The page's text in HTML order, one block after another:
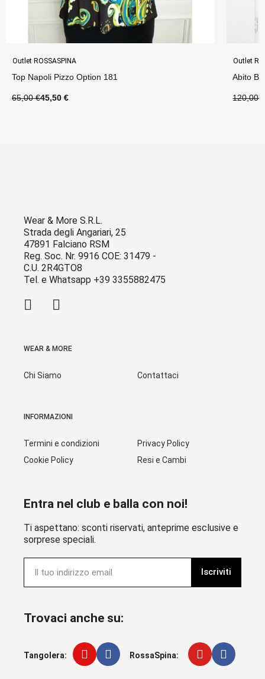
Outlet ROSSASPINA
Top Napoli Pizzo Option 181
65,00 €45,50 €
Outlet
Abito
120,00
Wear & More S.R.L.
Strada degli Angariari, 25
47891 Falciano RSM
Reg. Soc. Nr. 9916 COE: 31479 -
C.U. 2R4GTO8
Tel. e Whatsapp +39 3355882475
WEAR & MORE
Chi Siamo Contattaci
INFORMAZIONI
Termini e condizioni
Cookie Policy
Privacy Policy
Resi e Cambi
Entra nel club e balla con noi!
Ti aspettano: sconti riservati, anteprime esclusive e
sorprese speciali.
Iscriviti
Trovaci anche su:
Tangolera: RossaSpina: